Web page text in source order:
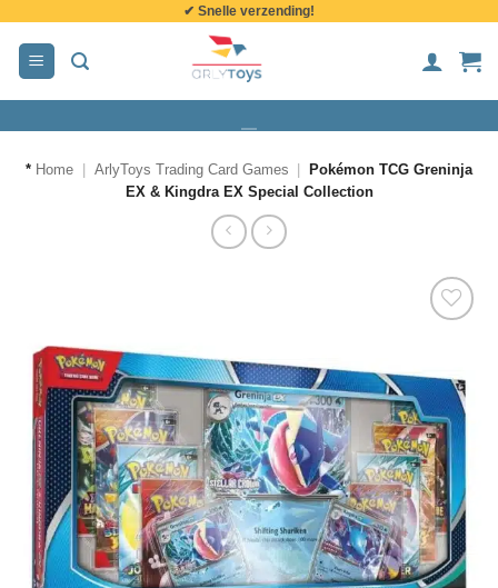
inhoud
✔ Snelle verzending!
* Home ArlyToys Trading Card Games
Pokémon TCG Greninja
EX & Kingdra EX Special Collection